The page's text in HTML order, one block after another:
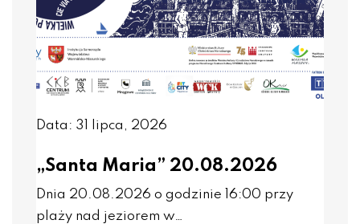
Data: 31 lipca, 2026
„Santa Maria” 20.08.2026
Dnia 20.08.2026 o godzinie 16:00 przy
plaży nad jeziorem w…